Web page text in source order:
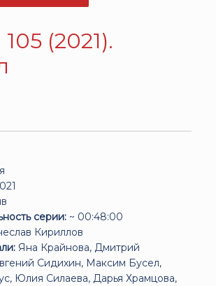
(2021).
серии: ~ 00:48:00
Кириллов
Яна Крайнова, Дмитрий
Сидихин, Максим Бусел,
Юлия Силаева, Дарья Храмцова,